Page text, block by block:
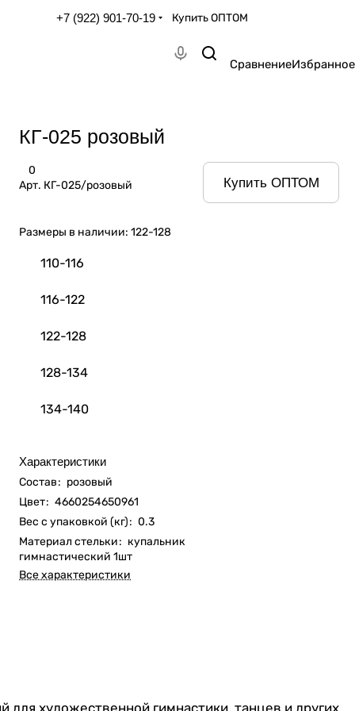
+7 (922) 901-70-19 Купить ОПТОМ
СравнениеИзбранное
КГ-025 розовый
0
Арт. КГ-025/розовый
Размеры в наличии: 122-128
110-116
116-122
122-128
128-134
134-140
Характеристики
Состав: розовый
Цвет: 4660254650961
Вес с упаковкой (кг): 0.3
Материал стельки: купальник
гимнастический 1шт
Все характеристики
Купить ОПТОМ